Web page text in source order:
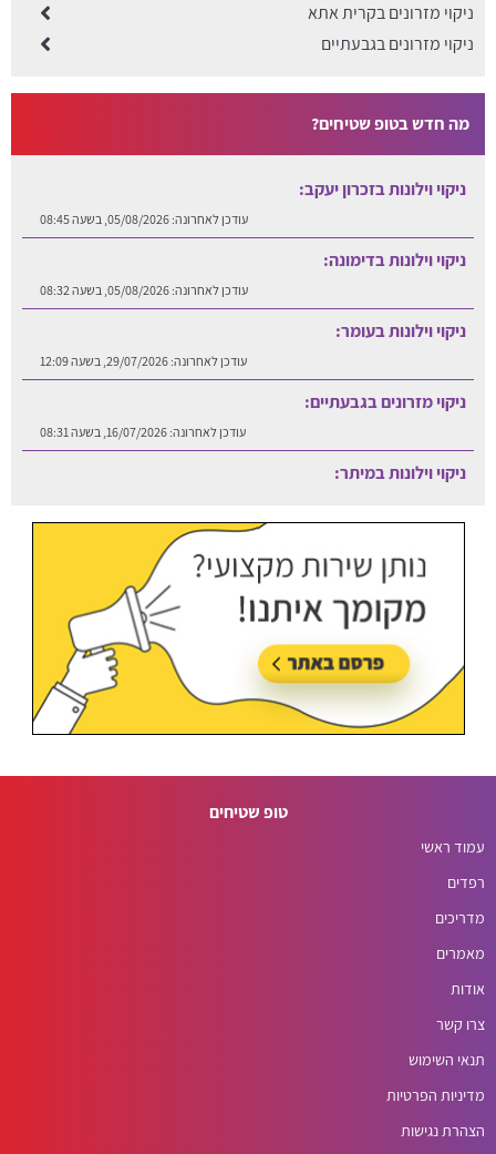
ניקוי מזרונים בקרית אתא
ניקוי מזרונים בגבעתיים
מה חדש בטופ שטיחים?
ניקוי וילונות בזכרון יעקב:
עודכן לאחרונה: 05/08/2026, בשעה 08:45
ניקוי וילונות בדימונה:
עודכן לאחרונה: 05/08/2026, בשעה 08:32
ניקוי וילונות בעומר:
עודכן לאחרונה: 29/07/2026, בשעה 12:09
ניקוי מזרונים בגבעתיים:
עודכן לאחרונה: 16/07/2026, בשעה 08:31
ניקוי וילונות במיתר:
טופ שטיחים
עמוד ראשי
רפדים
מדריכים
מאמרים
אודות
צרו קשר
תנאי השימוש
מדיניות הפרטיות
הצהרת נגישות